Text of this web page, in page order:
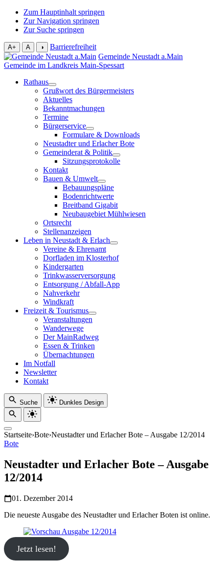
Zum Hauptinhalt springen
Zur Navigation springen
Zur Suche springen
A+ A ◑
Barrierefreiheit
Gemeinde Neustadt a.Main
Gemeinde im Landkreis Main-Spessart
Rathaus
Grußwort des Bürgermeisters
Aktuelles
Bekanntmachungen
Termine
Bürgerservice
Formulare & Downloads
Neustadter und Erlacher Bote
Gemeinderat & Politik
Sitzungsprotokolle
Kontakt
Bauen & Umwelt
Bebauungspläne
Bodenrichtwerte
Breitband Gigabit
Neubaugebiet Mühlwiesen
Ortsrecht
Stellenanzeigen
Leben in Neustadt & Erlach
Vereine & Ehrenamt
Dorfladen im Klosterhof
Kindergarten
Trinkwasserversorgung
Entsorgung / Abfall-App
Nahverkehr
Windkraft
Freizeit & Tourismus
Veranstaltungen
Wanderwege
Der MainRadweg
Essen & Trinken
Übernachtungen
Im Notfall
Newsletter
Kontakt
Suche Dunkles Design
Startseite›Bote›Neustadter und Erlacher Bote – Ausgabe 12/2014
Bote
Neustadter und Erlacher Bote – Ausgabe
12/2014
01. Dezember 2014
Die neueste Ausgabe des Neustadter und Erlacher Boten ist online.
Jetzt lesen!